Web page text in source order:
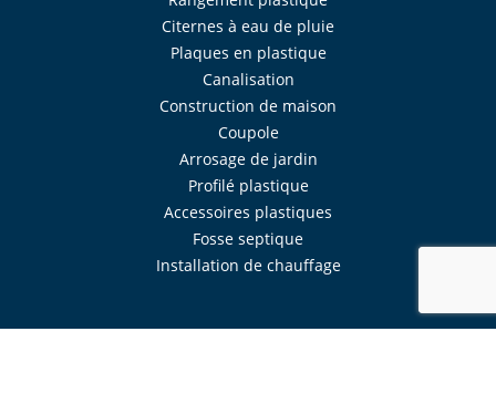
Citernes à eau de pluie
Plaques en plastique
Canalisation
Construction de maison
Coupole
Arrosage de jardin
Profilé plastique
Accessoires plastiques
Fosse septique
Installation de chauffage